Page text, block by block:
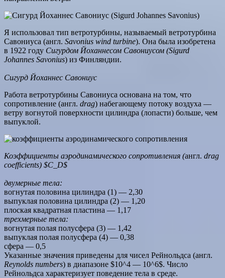
Я использовал тип ветротурбины, называемый ветротурбина
Савониуса (англ. Savonius wind turbine). Она была изобретена
в 1922 году Сигурдом Йоханнесом Савониусом (Sigurd
Johannes Savonius) из Финляндии.
Сигурд Йоханнес Савониус
Работа ветротурбины Савониуса основана на том, что
сопротивление (англ. drag) набегающему потоку воздуха —
ветру вогнутой поверхности цилиндра (лопасти) больше, чем
выпуклой.
Коэффициенты аэродинамического сопротивления (англ. drag
coefficients) $C_D$
двумерные тела:
вогнутая половина цилиндра (1) — 2,30
выпуклая половина цилиндра (2) — 1,20
плоская квадратная пластина — 1,17
трехмерные тела:
вогнутая полая полусфера (3) — 1,42
выпуклая полая полусфера (4) — 0,38
сфера — 0,5
Указанные значения приведены для чисел Рейнольдса (англ.
Reynolds numbers) в диапазоне $10^4 — 10^6$. Число
Рейнольдса характеризует поведение тела в среде.